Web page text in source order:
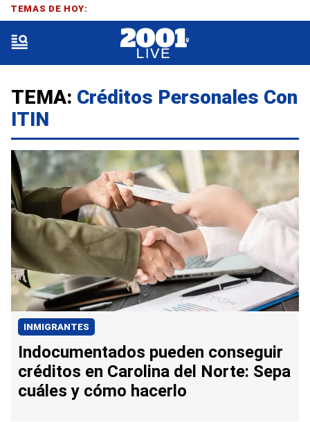
TEMA: Créditos Personales Con
ITIN
INMIGRANTES
Indocumentados pueden conseguir
créditos en Carolina del Norte: Sepa
cuáles y cómo hacerlo
TEMAS DE HOY: